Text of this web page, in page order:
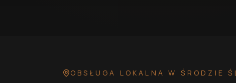
OBSŁUGA LOKALNAW ŚRODZIE